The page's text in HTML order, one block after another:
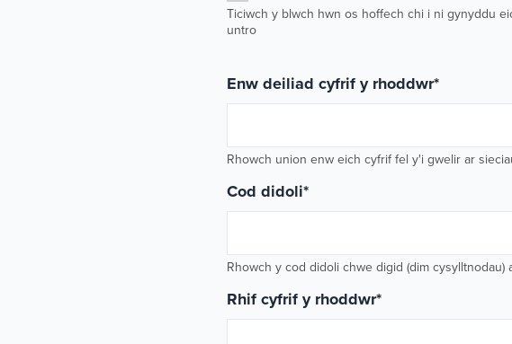
Ticiwch y blwch hwn os hoffech chi i ni gynyddu
untro
Enw deiliad cyfrif y rhoddwr*
Rhowch union enw eich cyfrif fel y'i gwelir ar
Cod didoli*
Rhowch y cod didoli chwe digid (dim
Rhif cyfrif y rhoddwr*